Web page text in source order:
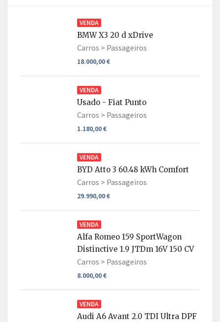
VENDA
BMW X3 20 d xDrive
Carros > Passageiros
18.000,00 €
VENDA
Usado - Fiat Punto
Carros > Passageiros
1.180,00 €
VENDA
BYD Atto 3 60.48 kWh Comfort
Carros > Passageiros
29.990,00 €
VENDA
Alfa Romeo 159 SportWagon
Distinctive 1.9 JTDm 16V 150 CV
Carros > Passageiros
8.000,00 €
VENDA
Audi A6 Avant 2.0 TDI Ultra DPF